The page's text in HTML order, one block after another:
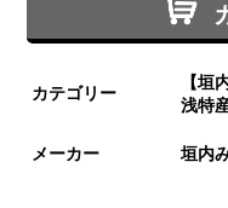
カテゴリー
【垣
浅特
メーカー 垣内